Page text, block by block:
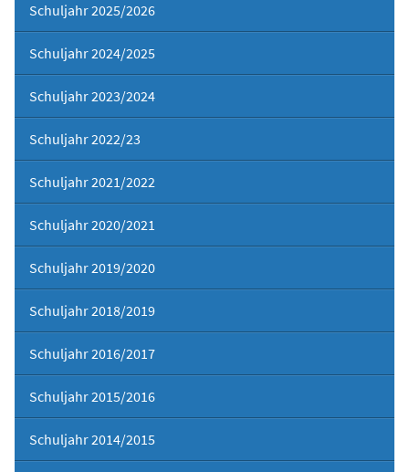
Schuljahr 2025/2026
Schuljahr 2024/2025
Schuljahr 2023/2024
Schuljahr 2022/23
Schuljahr 2021/2022
Schuljahr 2020/2021
Schuljahr 2019/2020
Schuljahr 2018/2019
Schuljahr 2016/2017
Schuljahr 2015/2016
Schuljahr 2014/2015